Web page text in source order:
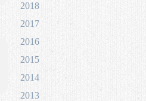
2018
2017
2016
2015
2014
2013